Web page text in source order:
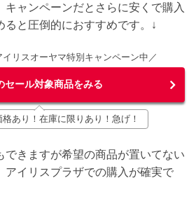
キャンペーンだとさらに安くで購入
ると圧倒的におすすめです。↓
リスオーヤマ特別キャンペーン中／
セール対象商品をみる
あり！在庫に限りあり！急げ！
できますが希望の商品が置いてない
アイリスプラザでの購入が確実で